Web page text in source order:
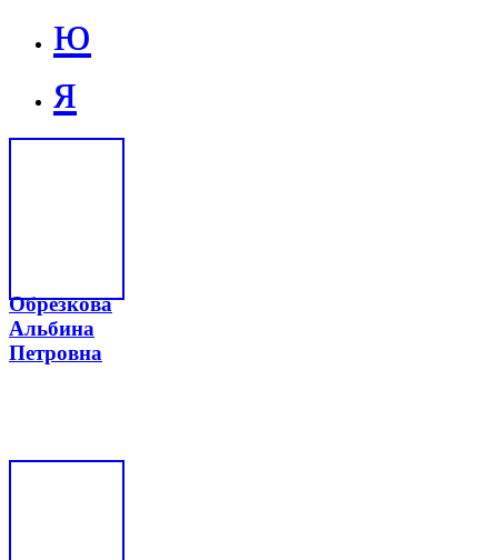
ю
я
Обрезкова
Альбина
Петровна